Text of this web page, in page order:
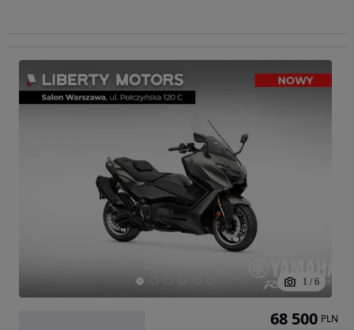
1 / 6
68 500 PLN